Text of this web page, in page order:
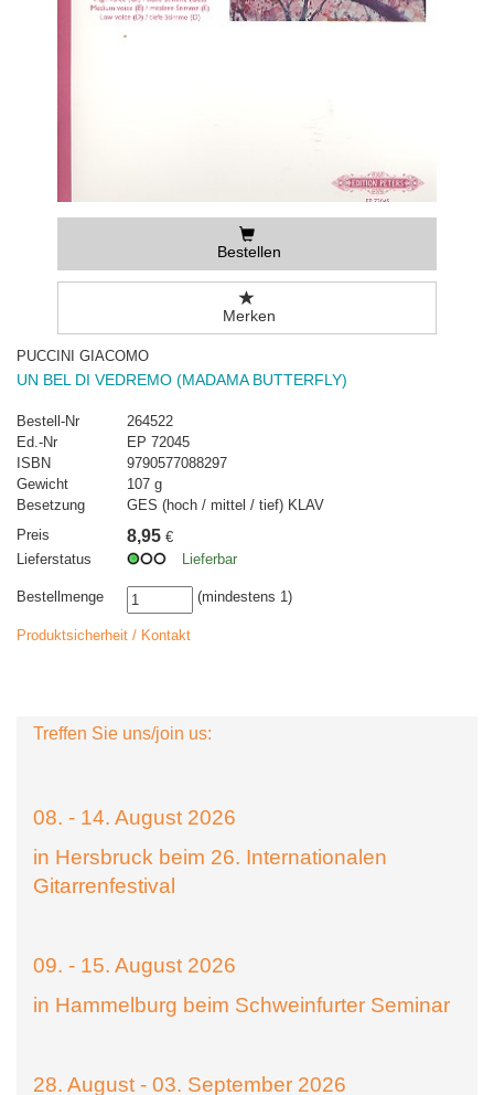
Bestellen
Merken
PUCCINI GIACOMO
UN BEL DI VEDREMO (MADAMA BUTTERFLY)
Bestell-Nr
264522
Ed.-Nr
EP 72045
ISBN
9790577088297
Gewicht
107 g
Besetzung
GES (hoch / mittel / tief) KLAV
Preis
8,95 €
Lieferstatus
Lieferbar
Bestellmenge (mindestens 1)
Produktsicherheit / Kontakt
Treffen Sie uns/join us:
08. - 14. August 2026
in Hersbruck beim 26. Internationalen
Gitarrenfestival
09. - 15. August 2026
in Hammelburg beim Schweinfurter Seminar
28. August - 03. September 2026